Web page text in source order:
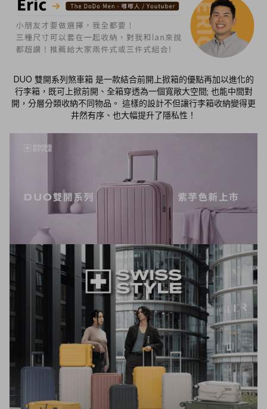
DUO 雙開系列煞車箱 是一款結合前開上掀箱的優點再加以進化的
行李箱，既可上掀前開、全箱穿透為一個寬敞大空間; 也能中間對
開，分層分類收納不同物品。 這樣的設計不但讓行李箱收納變得更
井然有序、也大幅提升了隱私性！